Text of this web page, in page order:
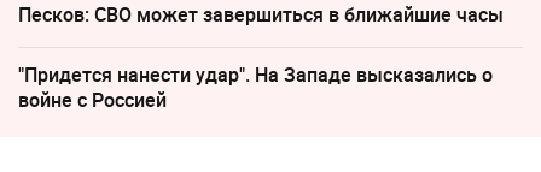
Песков: СВО может завершиться в ближайшие часы
"Придется нанести удар". На Западе высказались о
войне с Россией